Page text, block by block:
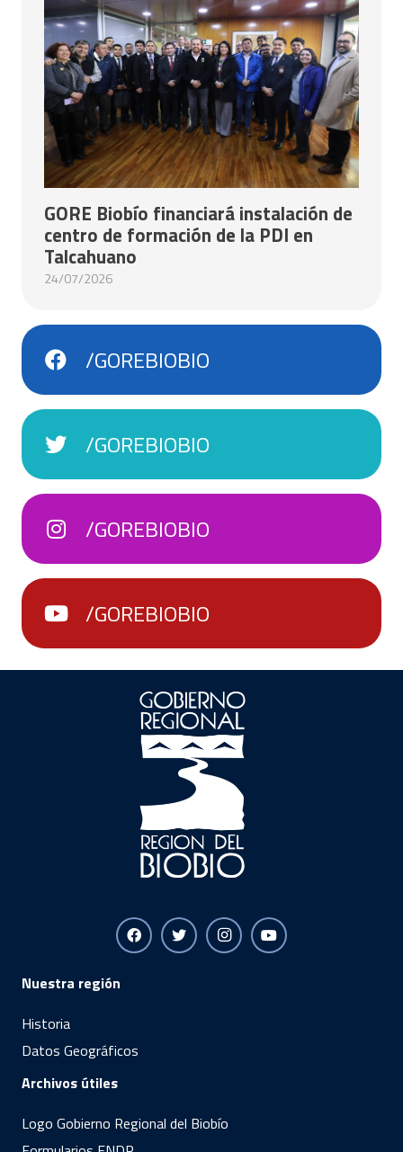
GORE Biobío financiará instalación de
centro de formación de la PDI en
Talcahuano
24/07/2026
/GOREBIOBIO
/GOREBIOBIO
/GOREBIOBIO
/GOREBIOBIO
Nuestra región
Historia
Datos Geográficos
Archivos útiles
Logo Gobierno Regional del Biobío